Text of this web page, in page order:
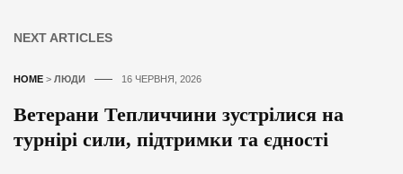
NEXT ARTICLES
HOME > ЛЮДИ 16 ЧЕРВНЯ, 2026
Ветерани Тепличчини зустрілися на
турнірі сили, підтримки та єдності